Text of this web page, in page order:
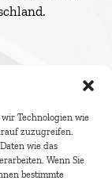
Technologien wie
zuzugreifen.
wie das
Wenn Sie
bestimmte